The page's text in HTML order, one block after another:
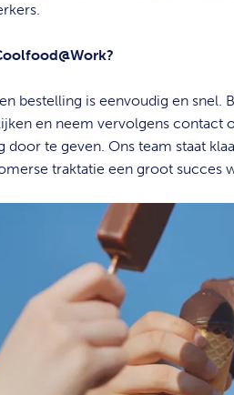
bestelling is eenvoudig en snel.
en neem vervolgens contact
door te geven. Ons team staat
traktatie een groot succes